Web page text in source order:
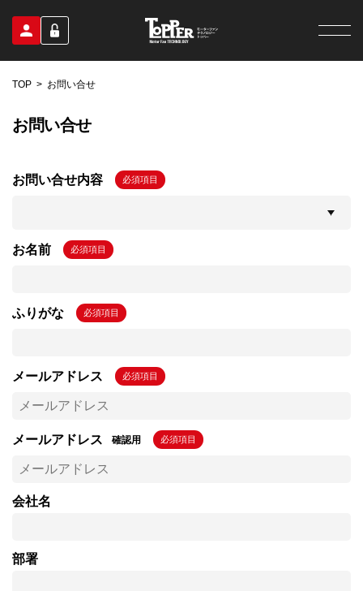
TOP お問い合せ
お問い合せ
お問い合せ内容 必須項目
お名前 必須項目
ふりがな 必須項目
メールアドレス 必須項目
メールアドレス 確認用 必須項目
会社名
部署